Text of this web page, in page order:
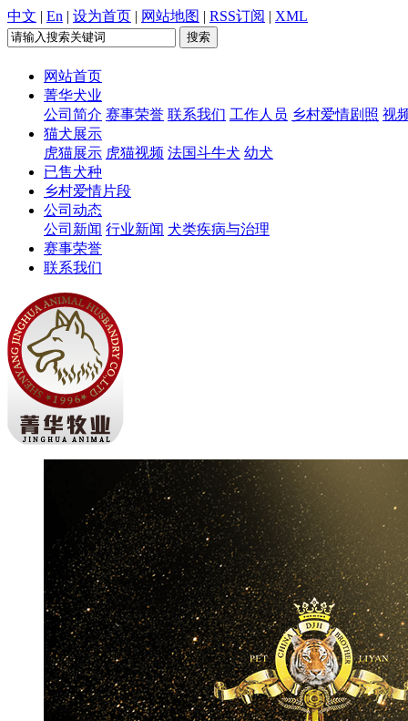
中文 | En | 设为首页 | 网站地图 | RSS订阅 | XML
网站首页
菁华犬业
公司简介 赛事荣誉 联系我们 工作人员 乡村爱情剧照 视
猫犬展示
虎猫展示 虎猫视频 法国斗牛犬 幼犬
已售犬种
乡村爱情片段
公司动态
公司新闻 行业新闻 犬类疾病与治理
赛事荣誉
联系我们